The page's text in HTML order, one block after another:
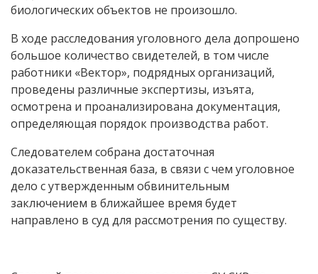
биологических объектов не произошло.
В ходе расследования уголовного дела допрошено
большое количество свидетелей, в том числе
работники «Вектор», подрядных организаций,
проведены различные экспертизы, изъята,
осмотрена и проанализирована документация,
определяющая порядок производства работ.
Следователем собрана достаточная
доказательственная база, в связи с чем уголовное
дело с утвержденным обвинительным
заключением в ближайшее время будет
направлено в суд для рассмотрения по существу.